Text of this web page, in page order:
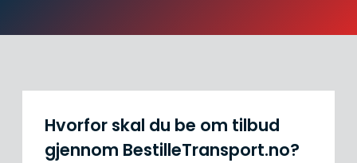
Hvorfor skal du be om tilbud
gjennom BestilleTransport.no?